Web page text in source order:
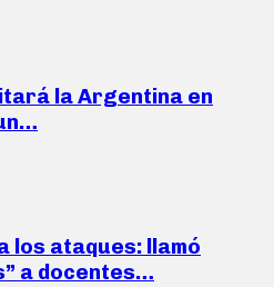
la Argentina en
los ataques: llamó
a docentes…